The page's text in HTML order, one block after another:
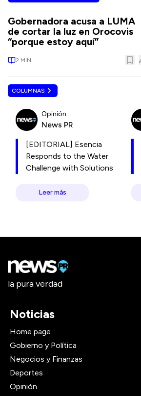
Gobernadora acusa a LUMA
de cortar la luz en Orocovis
“porque estoy aquí”
2 MIN
COLUMNAS
Opinión
News PR
[EDITORIAL] Esencia
Responds to the Water
Challenge with Solutions
Leer más
la pura verdad
Noticias
Home page
Gobierno y Política
Negocios y Finanzas
Deportes
Opinión